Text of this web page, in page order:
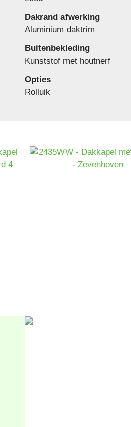
Dakrand afwerking
Aluminium daktrim
Buitenbekleding
Kunststof met houtnerf
Opties
Rolluik